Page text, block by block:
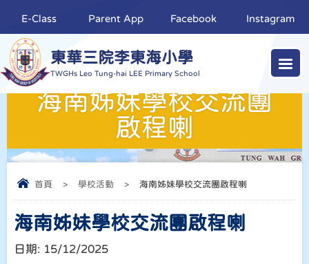
東華三院李東海小學
TWGHs Leo Tung-hai LEE Primary School
E-Class Parent App Facebook Instagram
海南姊妹學校交流團
啟程喇
首頁 > 學校活動 > 海南姊妹學校交流團啟程喇
海南姊妹學校交流團啟程喇
日期: 15/12/2025